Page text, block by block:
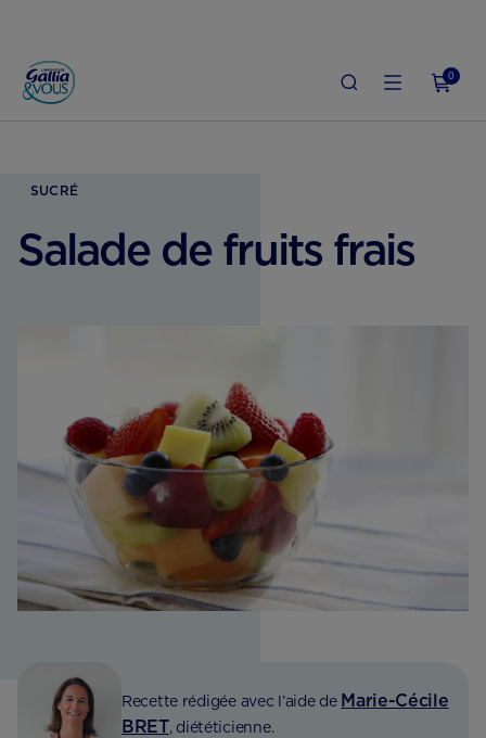
0
ACCUEIL GROSSESSE SALADE DE FRUITS
SUCRÉ
Salade de fruits frais
Recette rédigée avec l’aide de Marie-Cécile
BRET, diététicienne.